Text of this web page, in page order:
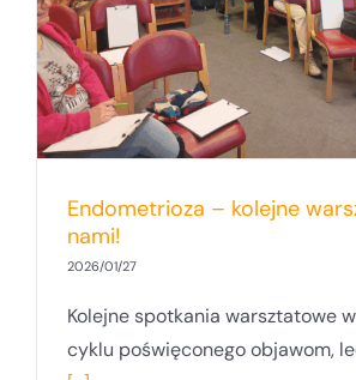
Endometrioza – kolejne
nami!
2026/01/27
Kolejne spotkania warsztatowe
cyklu poświęconego objawom,